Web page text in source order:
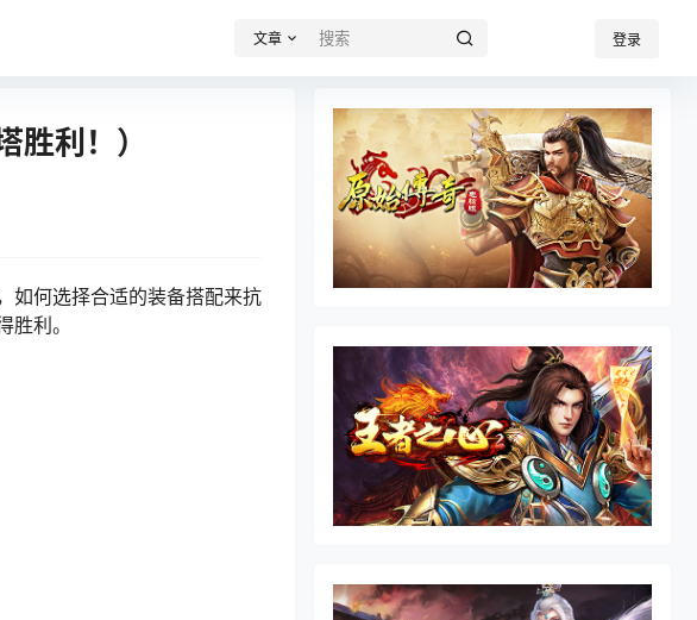
文章 登录
胜利！）
如何选择合适的装备搭配来抗
利。